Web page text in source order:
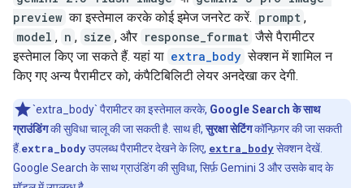
preview का इस्तेमाल करके कोई इमेज जनरेट करें. prompt ,
model , n , size , और response_format जैसे पैरामीटर
इस्तेमाल किए जा सकते हैं. यहां या extra_body सेक्शन में शामिल न
किए गए अन्य पैरामीटर को, कंपैटिबिलिटी लेयर अनदेखा कर देगी.
`extra_body` पैरामीटर का इस्तेमाल करके, Google Search के साथ
ग्राउंडिंगकी सुविधा चालू की जा सकती है. साथ ही,सुरक्षा सेटिंगकॉन्फ़िगर की जा सकती
हैं.extra_bodyउपलब्ध पैरामीटर देखने के लिए, extra_bodyसेक्शन देखें.
Google Search के साथ ग्राउंडिंग की सुविधा, सिर्फ़ Gemini 3 और उसके बाद के